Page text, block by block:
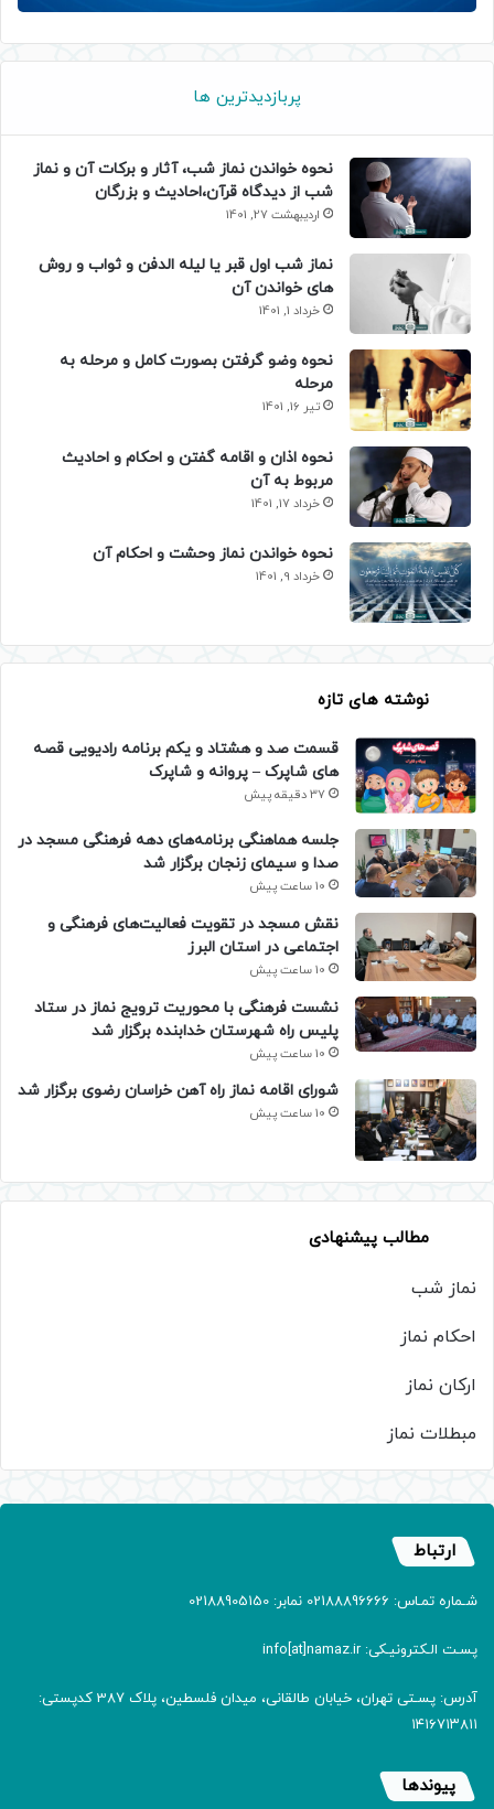
پربازدیدترین ها
نحوه خواندن نماز شب، آثار و برکات آن و نماز
شب از دیدگاه قرآن،احادیث و بزرگان
اردیبهشت 27, 1401
نماز شب اول قبر یا لیله الدفن و ثواب و روش
های خواندن آن
خرداد 1, 1401
نحوه وضو گرفتن بصورت کامل و مرحله به
مرحله
تیر 16, 1401
نحوه اذان و اقامه گفتن و احکام و احادیث
مربوط به آن
خرداد 17, 1401
نحوه خواندن نماز وحشت و احکام آن
خرداد 9, 1401
نوشته های تازه
قسمت صد و هشتاد و یکم برنامه رادیویی قصه
های شاپرک – پروانه و شاپرک
37 دقیقه پیش
جلسه هماهنگی برنامه‌های دهه فرهنگی مسجد در
صدا و سیمای زنجان برگزار شد
10 ساعت پیش
نقش مسجد در تقویت فعالیت‌های فرهنگی و
اجتماعی در استان البرز
10 ساعت پیش
نشست فرهنگی با محوریت ترویج نماز در ستاد
پلیس راه شهرستان خدابنده برگزار شد
10 ساعت پیش
شورای اقامه نماز راه آهن خراسان رضوی برگزار شد
10 ساعت پیش
مطالب پیشنهادی
نماز شب
احکام نماز
ارکان نماز
مبطلات نماز
ارتباط
شـماره تمـاس: 02188896666 نمابر: 02188905150
پسـت الـکترونیـکی: info[at]namaz.ir
آدرس: پسـتی تهران، خیابان طالقانی، میدان فلسطین، پلاک 387 کدپستی:
۱۴۱۶۷۱۳۸۱۱
پیوندها